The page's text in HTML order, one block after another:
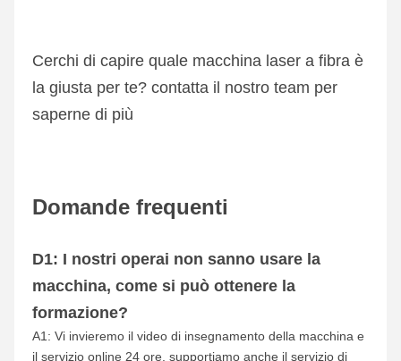
Cerchi di capire quale macchina laser a fibra è
la giusta per te? contatta il nostro team per
saperne di più
Domande frequenti
D1: I nostri operai non sanno usare la
macchina, come si può ottenere la
formazione?
A1: Vi invieremo il video di insegnamento della macchina e
il servizio online 24 ore, supportiamo anche il servizio di